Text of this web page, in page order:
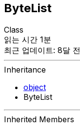
ByteList
Class
읽는 시간 1분
최근 업데이트: 8달 전
Inheritance
object
ByteList
Inherited Members